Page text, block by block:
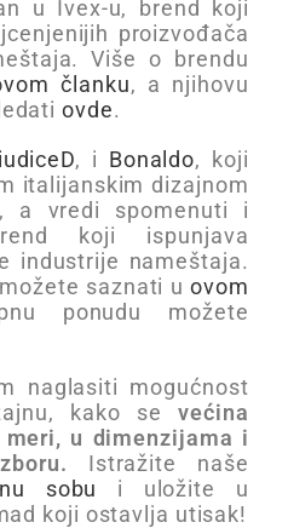
u Ivex-u, brend koji
proizvođača
Više o brendu
članku, a njihovu
ovde.
, i Bonaldo, koji
italijanskim dizajnom
a vredi spomenuti i
koji ispunjava
industrije nameštaja.
saznati u ovom
ponudu možete
naglasiti mogućnost
kako sevećina
u dimenzijama i
Istražite naše
sobu
i uložite u
koji ostavlja utisak!